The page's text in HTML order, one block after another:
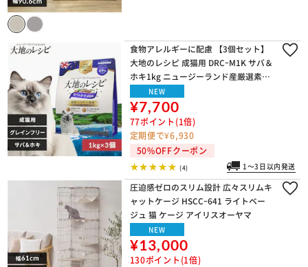
食物アレルギーに配慮 【3個セット】
大地のレシピ 成猫用 DRCｰM1K サバ＆
ホキ1kg ニュージーランド産厳選素材
使用 獣医師監修 プレミアムフード
NEW
¥7,700
77ポイント(1倍)
定期便で¥6,930
50%OFFクーポン
(4) 1～3日以内発送
圧迫感ゼロのスリム設計 広々スリムキ
ャットケージ HSCCｰ641 ライトベー
ジュ 猫 ケージ アイリスオーヤマ
NEW
¥13,000
130ポイント(1倍)